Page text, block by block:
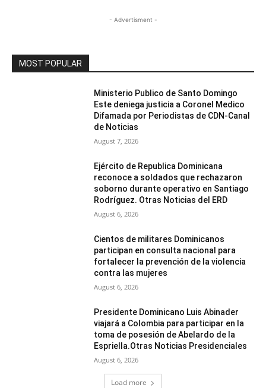
- Advertisment -
MOST POPULAR
Ministerio Publico de Santo Domingo
Este deniega justicia a Coronel Medico
Difamada por Periodistas de CDN-Canal
de Noticias
August 7, 2026
Ejército de Republica Dominicana
reconoce a soldados que rechazaron
soborno durante operativo en Santiago
Rodríguez. Otras Noticias del ERD
August 6, 2026
Cientos de militares Dominicanos
participan en consulta nacional para
fortalecer la prevención de la violencia
contra las mujeres
August 6, 2026
Presidente Dominicano Luis Abinader
viajará a Colombia para participar en la
toma de posesión de Abelardo de la
Espriella.Otras Noticias Presidenciales
August 6, 2026
Load more